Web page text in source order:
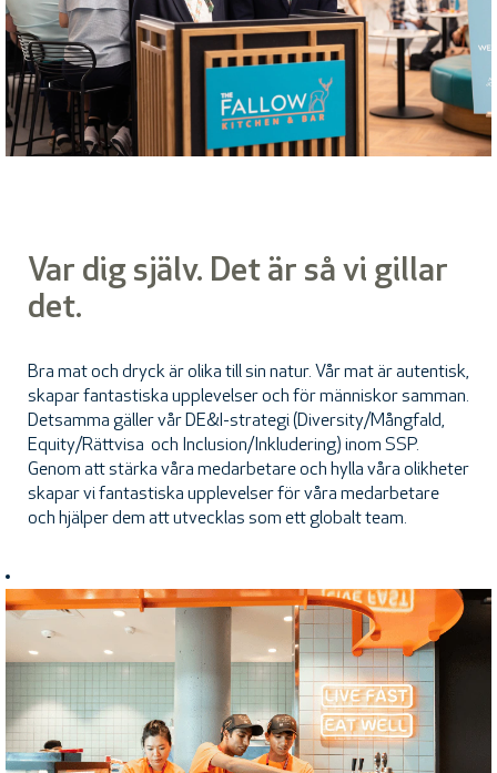
Var dig själv. Det är så vi gillar
det.
Bra mat och dryck är olika till sin natur. Vår mat är autentisk,
skapar fantastiska upplevelser och för människor samman.
Detsamma gäller vår DE&I-strategi (Diversity/Mångfald,
Equity/Rättvisa och Inclusion/Inkludering) inom SSP.
Genom att stärka våra medarbetare och hylla våra olikheter
skapar vi fantastiska upplevelser för våra medarbetare
och hjälper dem att utvecklas som ett globalt team.